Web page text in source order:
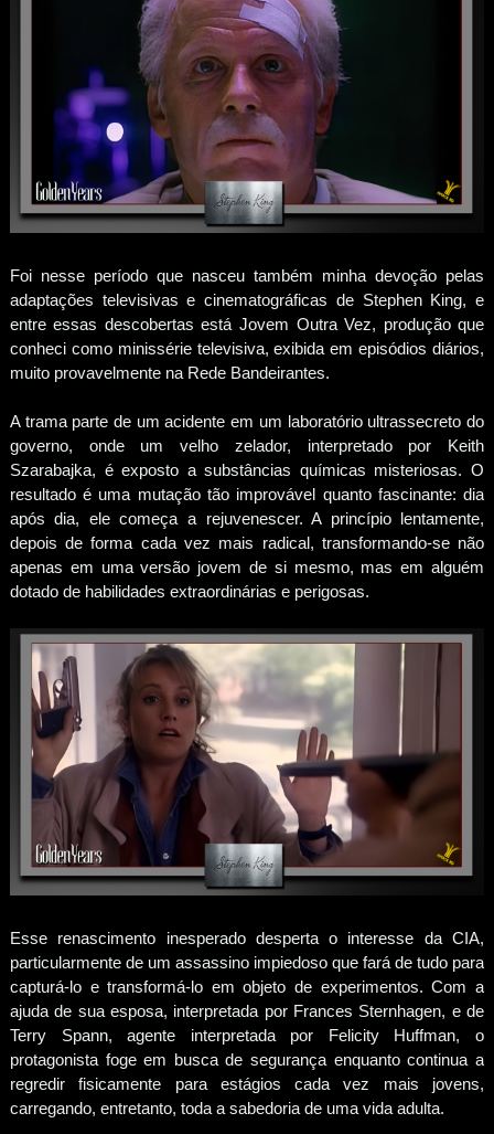
Foi nesse período que nasceu também minha devoção pelas
adaptações televisivas e cinematográficas de Stephen King, e
entre essas descobertas está Jovem Outra Vez, produção que
conheci como minissérie televisiva, exibida em episódios diários,
muito provavelmente na Rede Bandeirantes.
A trama parte de um acidente em um laboratório ultrassecreto do
governo, onde um velho zelador, interpretado por Keith
Szarabajka, é exposto a substâncias químicas misteriosas. O
resultado é uma mutação tão improvável quanto fascinante: dia
após dia, ele começa a rejuvenescer. A princípio lentamente,
depois de forma cada vez mais radical, transformando-se não
apenas em uma versão jovem de si mesmo, mas em alguém
dotado de habilidades extraordinárias e perigosas.
Esse renascimento inesperado desperta o interesse da CIA,
particularmente de um assassino impiedoso que fará de tudo para
capturá-lo e transformá-lo em objeto de experimentos. Com a
ajuda de sua esposa, interpretada por Frances Sternhagen, e de
Terry Spann, agente interpretada por Felicity Huffman, o
protagonista foge em busca de segurança enquanto continua a
regredir fisicamente para estágios cada vez mais jovens,
carregando, entretanto, toda a sabedoria de uma vida adulta.